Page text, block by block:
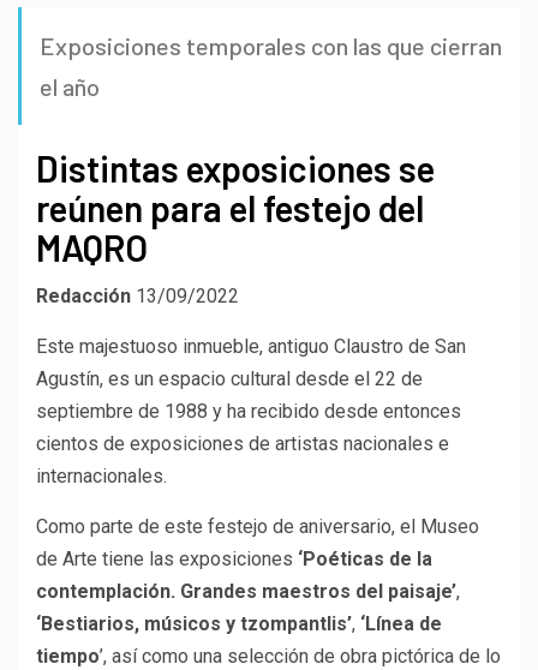
Exposiciones temporales con las que cierran
el año
Distintas exposiciones se
reúnen para el festejo del
MAQRO
Redacción 13/09/2022
Este majestuoso inmueble, antiguo Claustro de San
Agustín, es un espacio cultural desde el 22 de
septiembre de 1988 y ha recibido desde entonces
cientos de exposiciones de artistas nacionales e
internacionales.
Como parte de este festejo de aniversario, el Museo
de Arte tiene las exposiciones ‘Poéticas de la
contemplación. Grandes maestros del paisaje’,
‘Bestiarios, músicos y tzompantlis’, ‘Línea de
tiempo’, así como una selección de obra pictórica de lo